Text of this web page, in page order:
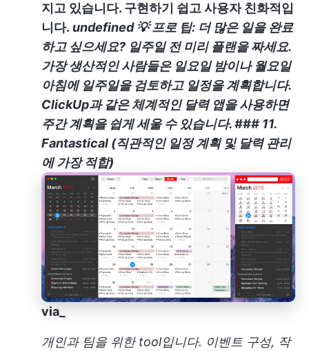
지고 있습니다. 구현하기 쉽고 사용자 친화적입
니다. undefined 💡 프로 팁: 더 많은 일을 완료
하고 싶으세요? 일주일 전 미리 플랜을 짜세요.
가장 생산적인 사람들은 일요일 밤이나 월요일
아침에 일주일을 검토하고 일정을 계획합니다.
ClickUp과 같은 체계적인 달력 앱을 사용하면
주간 계획을 쉽게 세울 수 있습니다. ### 11.
Fantastical (직관적인 일정 계획 및 달력 관리
에 가장 적합)
via_
개인과 팀을 위한 tool입니다. 이벤트 구성, 작